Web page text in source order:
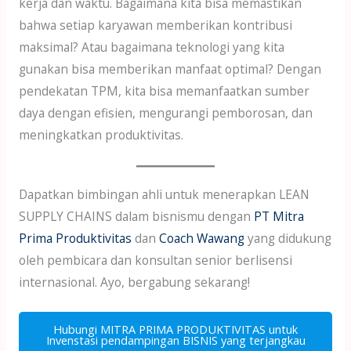
bahwa setiap karyawan memberikan kontribusi
maksimal? Atau bagaimana teknologi yang kita
gunakan bisa memberikan manfaat optimal? Dengan
pendekatan TPM, kita bisa memanfaatkan sumber
daya dengan efisien, mengurangi pemborosan, dan
meningkatkan produktivitas.
Dapatkan bimbingan ahli untuk menerapkan LEAN
SUPPLY CHAINS dalam bisnismu dengan PT Mitra
Prima Produktivitas dan Coach Wawangyang didukung
oleh pembicara dan konsultan senior berlisensi
internasional. Ayo, bergabung sekarang!
Hubungi MITRA PRIMA PRODUKTIVITAS untuk
Invenstasi pendampingan BISNIS yang terjangkau